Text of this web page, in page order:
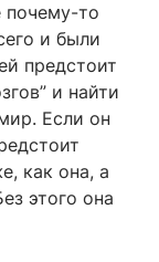
почему-то
и были
предстоит
и найти
Если он
как она, а
этого она